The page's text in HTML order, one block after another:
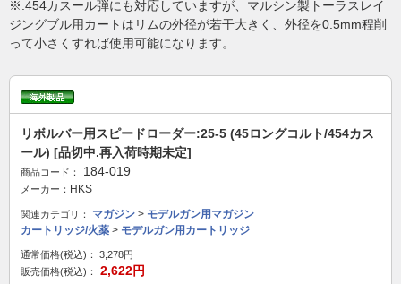
※.454カスール弾にも対応していますが、マルシン製トーラスレイ
ジングブル用カートはリムの外径が若干大きく、外径を0.5mm程削
って小さくすれば使用可能になります。
リボルバー用スピードローダー:25-5 (45ロングコルト/454カス
ール) [品切中.再入荷時期未定]
商品コード： 184-019
メーカー： HKS
関連カテゴリ： マガジン > モデルガン用マガジン
カートリッジ/火薬 > モデルガン用カートリッジ
通常価格(税込)：
3,278円
販売価格(税込)：
2,622円